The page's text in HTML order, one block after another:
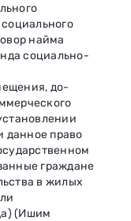
найма
социально-
до-
данное право
граждане
в жилых
(Ишим